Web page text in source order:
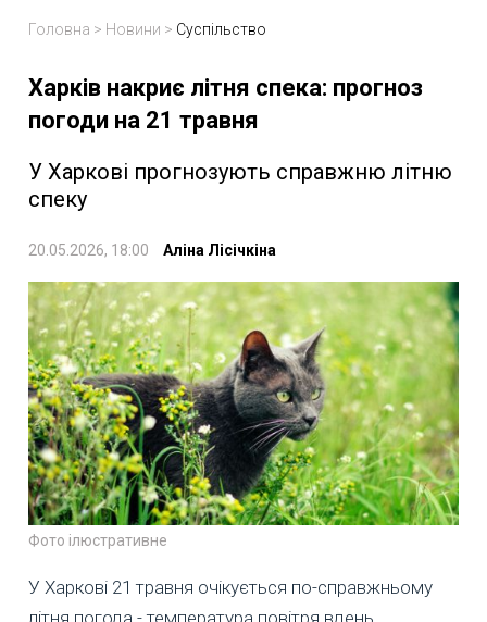
Головна > Новини > Суспільство
Харків накриє літня спека: прогноз
погоди на 21 травня
У Харкові прогнозують справжню літню
спеку
20.05.2026, 18:00 Аліна Лісічкіна
Фото ілюстративне
У Харкові 21 травня очікується по-справжньому